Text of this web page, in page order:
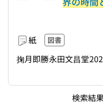
紙 図書
掬月即勝永田文昌堂
検索結